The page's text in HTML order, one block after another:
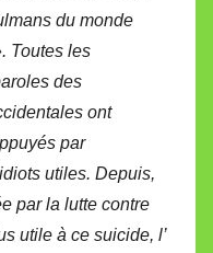
du monde
Toutes les
des
ont
par
utiles. Depuis,
par la lutte contre
utile à ce suicide, l’